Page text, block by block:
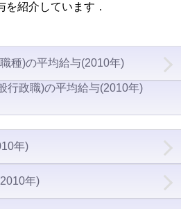
を紹介しています．
種)の平均給与(2010年)
行政職)の平均給与(2010年)
年)
年)